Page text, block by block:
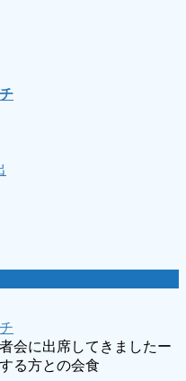
会に出席してきましたー
る方との会食